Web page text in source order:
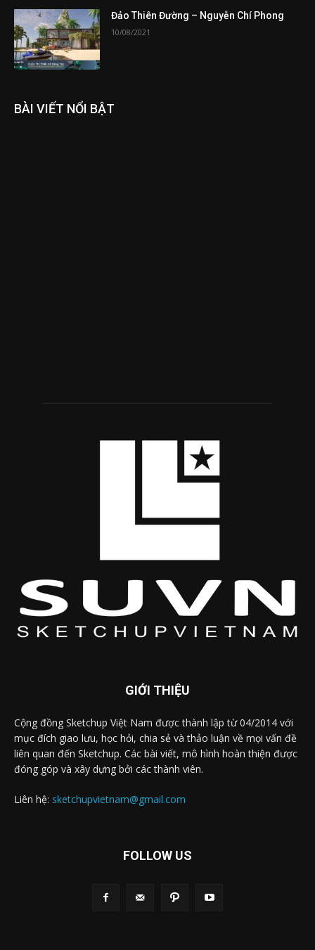
Đảo Thiên Đường – Nguyễn Chí Phong
10/08/2021
BÀI VIẾT NỔI BẬT
GIỚI THIỆU
Cộng đồng Sketchup Việt Nam được thành lập từ 04/2014 với
mục đích giao lưu, học hỏi, chia sẻ và thảo luận về mọi vấn đề
liên quan đến Sketchup. Các bài viết, mô hình hoàn thiện được
đóng góp và xây dựng bởi các thành viên.
Liên hệ: sketchupvietnam@gmail.com
FOLLOW US